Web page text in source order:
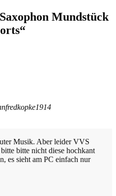
Saxophon Mundstück
“
Musik. Aber leider VVS
bitte nicht diese hochkant
es sieht am PC einfach nur